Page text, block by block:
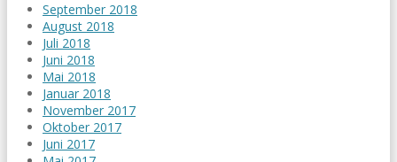
September 2018
August 2018
Juli 2018
Juni 2018
Mai 2018
Januar 2018
November 2017
Oktober 2017
Juni 2017